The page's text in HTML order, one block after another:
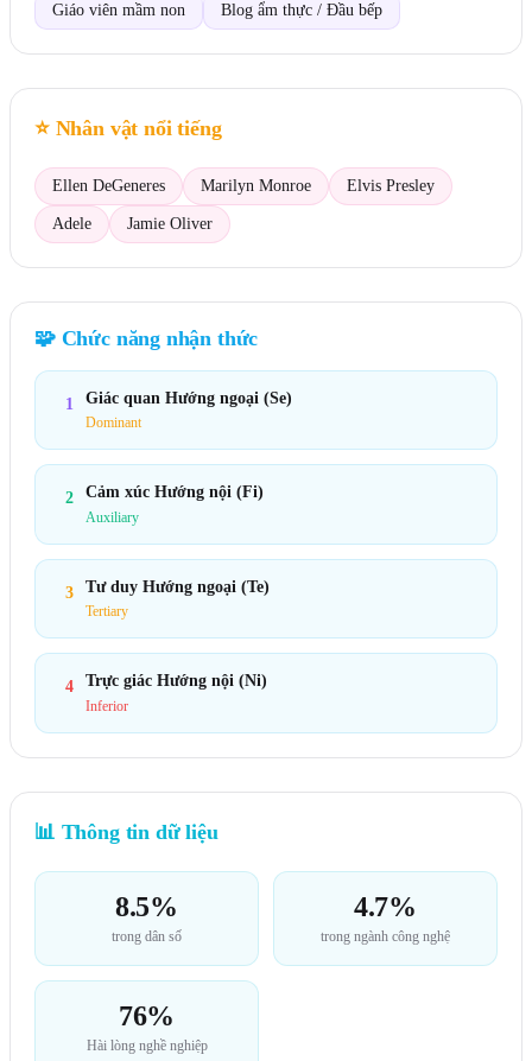
Giáo viên mầm non Blog ẩm thực / Đầu bếp
⭐ Nhân vật nổi tiếng
Ellen DeGeneres Marilyn Monroe Elvis Presley
Adele Jamie Oliver
🧩 Chức năng nhận thức
1 Giác quan Hướng ngoại (Se)
Dominant
2 Cảm xúc Hướng nội (Fi)
Auxiliary
3 Tư duy Hướng ngoại (Te)
Tertiary
4 Trực giác Hướng nội (Ni)
Inferior
📊 Thông tin dữ liệu
8.5%
trong dân số
4.7%
trong ngành công nghệ
76%
Hài lòng nghề nghiệp